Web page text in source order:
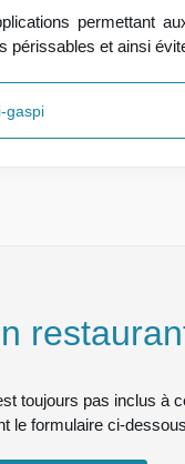
permettant
périssables et ainsi
gaspi
toujours pas inclus à
le formulaire ci-dessous